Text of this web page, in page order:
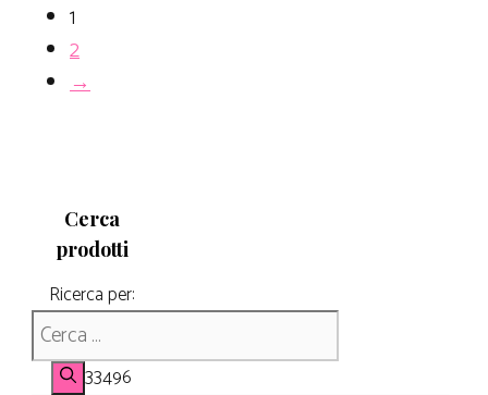
1
2
→
Cerca
prodotti
Ricerca per:
33496